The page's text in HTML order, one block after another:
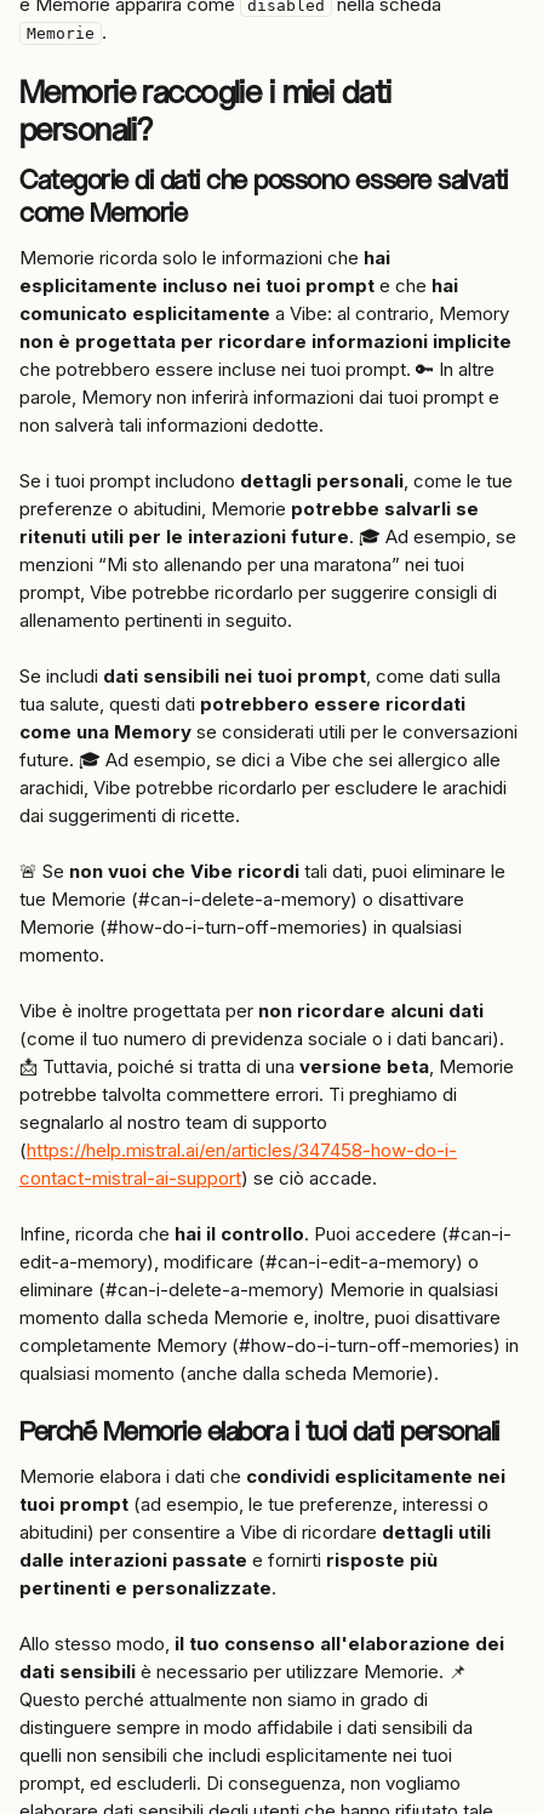
disabled
Memorie .
Memorie raccoglie i miei dati
personali?
Categorie di dati che possono essere salvati
come Memorie
Memorie ricorda solo le informazioni che hai
esplicitamente incluso nei tuoi prompt e che hai
comunicato esplicitamente a Vibe: al contrario, Memory
non è progettata per ricordare informazioni implicite
che potrebbero essere incluse nei tuoi prompt. 🔑 In altre
parole, Memory non inferirà informazioni dai tuoi prompt e
non salverà tali informazioni dedotte.
Se i tuoi prompt includono dettagli personali, come le tue
preferenze o abitudini, Memorie potrebbe salvarli se
ritenuti utili per le interazioni future. 🎓 Ad esempio, se
menzioni “Mi sto allenando per una maratona” nei tuoi
prompt, Vibe potrebbe ricordarlo per suggerire consigli di
allenamento pertinenti in seguito.
Se includi dati sensibili nei tuoi prompt, come dati sulla
tua salute, questi dati potrebbero essere ricordati
come una Memory se considerati utili per le conversazioni
future. 🎓 Ad esempio, se dici a Vibe che sei allergico alle
arachidi, Vibe potrebbe ricordarlo per escludere le arachidi
dai suggerimenti di ricette.
🚨 Se non vuoi che Vibe ricordi tali dati, puoi eliminare le
tue Memorie (#can-i-delete-a-memory) o disattivare
Memorie (#how-do-i-turn-off-memories) in qualsiasi
momento.
Vibe è inoltre progettata per non ricordare alcuni dati
(come il tuo numero di previdenza sociale o i dati bancari).
📩 Tuttavia, poiché si tratta di una versione beta, Memorie
potrebbe talvolta commettere errori. Ti preghiamo di
segnalarlo al nostro team di supporto
(https://help.mistral.ai/en/articles/347458-how-do-i-
contact-mistral-ai-support) se ciò accade.
Infine, ricorda che hai il controllo. Puoi accedere (#can-i-
edit-a-memory), modificare (#can-i-edit-a-memory) o
eliminare (#can-i-delete-a-memory) Memorie in qualsiasi
momento dalla scheda Memorie e, inoltre, puoi disattivare
completamente Memory (#how-do-i-turn-off-memories) in
qualsiasi momento (anche dalla scheda Memorie).
Perché Memorie elabora i tuoi dati personali
Memorie elabora i dati che condividi esplicitamente nei
tuoi prompt (ad esempio, le tue preferenze, interessi o
abitudini) per consentire a Vibe di ricordare dettagli utili
dalle interazioni passate e fornirti risposte più
pertinenti e personalizzate.
Allo stesso modo, il tuo consenso all'elaborazione dei
dati sensibili è necessario per utilizzare Memorie. 📌
Questo perché attualmente non siamo in grado di
distinguere sempre in modo affidabile i dati sensibili da
quelli non sensibili che includi esplicitamente nei tuoi
prompt, ed escluderli. Di conseguenza, non vogliamo